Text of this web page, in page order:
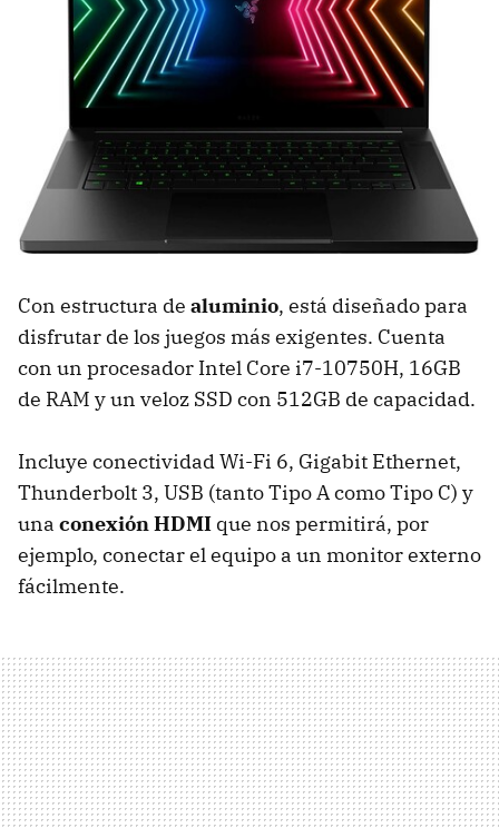
Con estructura de aluminio, está diseñado para
disfrutar de los juegos más exigentes. Cuenta
con un procesador Intel Core i7-10750H, 16GB
de RAM y un veloz SSD con 512GB de capacidad.
Incluye conectividad Wi-Fi 6, Gigabit Ethernet,
Thunderbolt 3, USB (tanto Tipo A como Tipo C) y
una conexión HDMI que nos permitirá, por
ejemplo, conectar el equipo a un monitor externo
fácilmente.